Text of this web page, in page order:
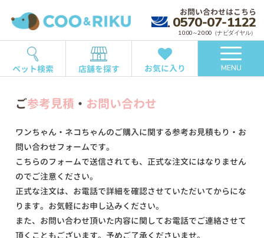
お問い合わせはこちら
0570-07-1122
10:00～20:00（ナビダイヤル）
ペット検索 店舗を探す お気に入り MENU
ご参考見積 ・ お問い合わせ
ワンちゃん・ネコちゃんのご購入に関する参考お見積もり・お
問い合わせフォームです。
こちらのフォームで送信されても、正式な注文にはなりません
のでご注意ください。
正式な注文は、お電話で詳細を確認させていただいてからにな
ります。お気軽にお申し込みください。
また、お問い合わせ頂いた内容に関してお電話でご連絡させて
頂くこともございます。予めご了承くださいませ。